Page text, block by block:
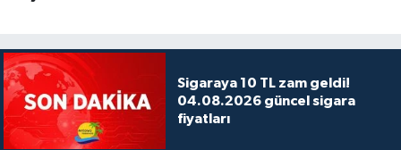
Sigaraya 10 TL zam geldi!
04.08.2026 güncel sigara
fiyatları